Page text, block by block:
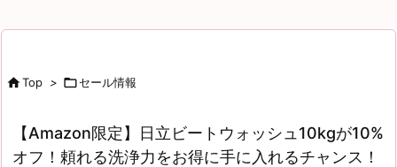
Top > セール情報
【Amazon限定】日立ビートウォッシュ10kgが10%
オフ！頼れる洗浄力をお得に手に入れるチャンス！